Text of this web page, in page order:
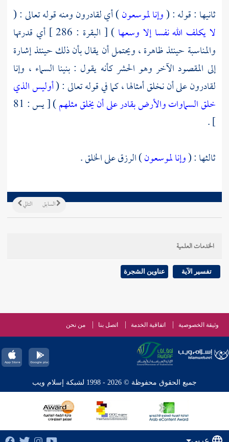
ثانيها : قوله : (وإنا لموسعون) أي لقادرون ومنه قوله تعالى : (
لا يكلف الله نفسا إلا وسعها
) [ البقرة : 286 ] أي قدرتها
والمناسبة حينئذ ظاهرة ، ويحتمل أن يقال بأن ذلك حينئذ إشارة
إلى المقصود الآخر وهو الحشر كأنه يقول : بنينا السماء ، وإنا
لقادرون على أن نخلق أمثالها ، كما في قوله تعالى : (أوليس الذي
خلق السماوات والأرض بقادر على أن يخلق مثلهم
) [ يس : 81
] .
ثالثها : (وإنا لموسعون) الرزق على الخلق .
التالي السابق
الخدمات العلمية
تفسير الآية عناوين الشجرة
وثيقة الخصوصية اتفاقية الخدمة اتصل بنا من نحن
جميع الحقوق محفوظة © 2026 - 1998 لشبكة إسلام ويب